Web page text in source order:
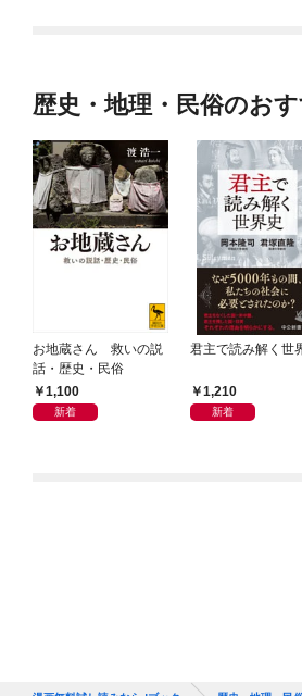
歴史・地理・民俗のお
お地蔵さん 救いの説
話・歴史・民俗
1,100
新着
君主で読み解く世
1,210
新着